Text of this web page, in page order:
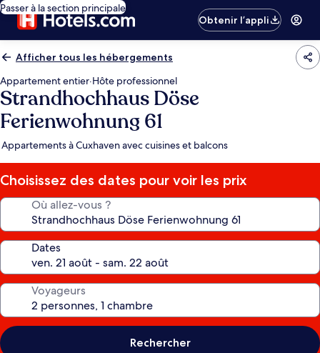
Passer à la section principale
Obtenir l’appli
Afficher tous les hébergements
Appartement entier·Hôte professionnel
Strandhochhaus Döse
Ferienwohnung 61
Appartements à Cuxhaven avec cuisines et balcons
Choisissez des dates pour voir les prix
Où allez-vous ?
Dates
Voyageurs
Rechercher